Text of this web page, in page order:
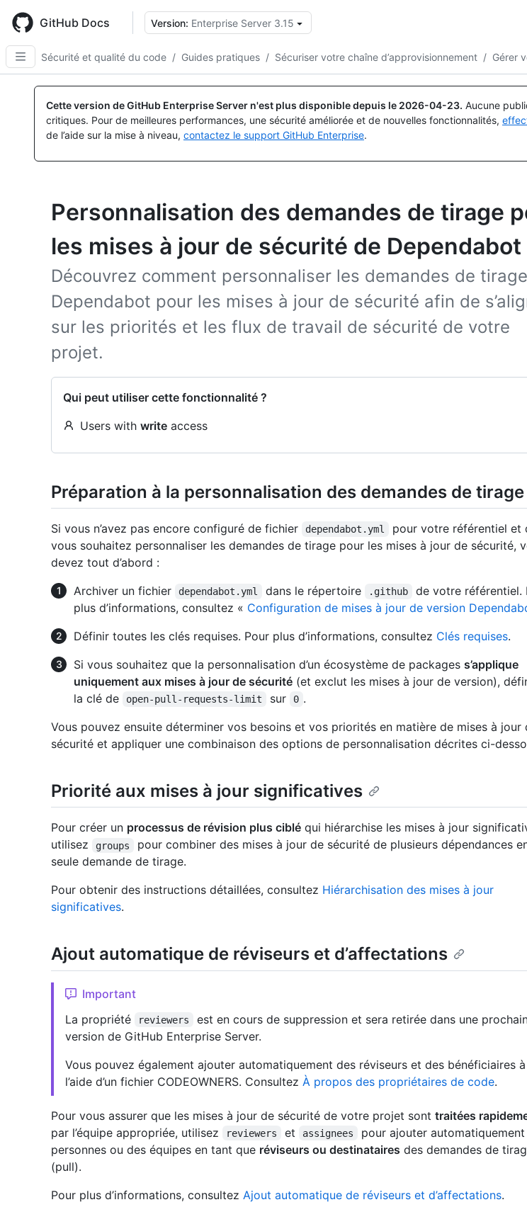
main
content
GitHub Docs Version: Enterprise Server 3.15
Sécurité et qualité du code / Guides pratiques / Sécuriser votre chaîne d’approvisionnement / Gérer
Cette version de GitHub Enterprise Server n'est plus disponible depuis le 2026-04-23. Aucune
critiques. Pour de meilleures performances, une sécurité améliorée et de nouvelles fonctionnalités,
de l’aide sur la mise à niveau, contactez le support GitHub Enterprise.
Personnalisation des demandes de tirage
les mises à jour de sécurité de Dependabot
Découvrez comment personnaliser les demandes de
Dependabot pour les mises à jour de sécurité afin de
sur les priorités et les flux de travail de sécurité de votre
projet.
Qui peut utiliser cette fonctionnalité ?
Users with write access
Préparation à la personnalisation des demandes de tirage
Si vous n’avez pas encore configuré de fichier dependabot.yml
pour votre référentiel et
vous souhaitez personnaliser les demandes de tirage pour les mises à jour de sécurité,
devez tout d’abord :
Archiver un fichier
dependabot.yml dans le répertoire .github
de votre référentiel.
plus d’informations, consultez « Configuration de mises à jour de version
Définir toutes les clés requises. Pour plus d’informations, consultez Clés requises.
Si vous souhaitez que la personnalisation d’un écosystème de packages s’applique
uniquement aux mises à jour de sécurité (et exclut les mises à jour de version),
la clé de
open-pull-requests-limit sur 0 .
Vous pouvez ensuite déterminer vos besoins et vos priorités en matière de mises à jour
sécurité et appliquer une combinaison des options de personnalisation décrites ci-
Priorité aux mises à jour significatives
Pour créer un processus de révision plus ciblé qui hiérarchise les mises à jour
utilisez
groups
pour combiner des mises à jour de sécurité de plusieurs dépendances
seule demande de tirage.
Pour obtenir des instructions détaillées, consultez Hiérarchisation des mises à jour
significatives.
Ajout automatique de réviseurs et d’affectations
Important
La propriété
reviewers
est en cours de suppression et sera retirée dans une
version de GitHub Enterprise Server.
Vous pouvez également ajouter automatiquement des réviseurs et des bénéficiaires à
l’aide d’un fichier CODEOWNERS. Consultez À propos des propriétaires de code.
Pour vous assurer que les mises à jour de sécurité de votre projet sont traitées
par l’équipe appropriée, utilisez
reviewers et assignees
pour ajouter
personnes ou des équipes en tant que réviseurs ou destinataires des demandes de
(pull).
Pour plus d’informations, consultez Ajout automatique de réviseurs et d’affectations.